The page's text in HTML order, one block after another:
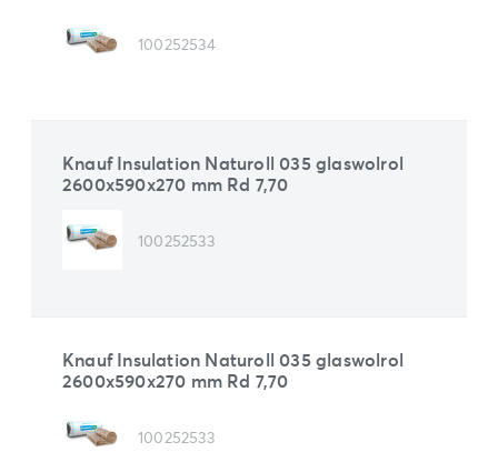
100252534
Knauf Insulation Naturoll 035 glaswolrol
2600x590x270 mm Rd 7,70
100252533
Knauf Insulation Naturoll 035 glaswolrol
2600x590x270 mm Rd 7,70
100252533